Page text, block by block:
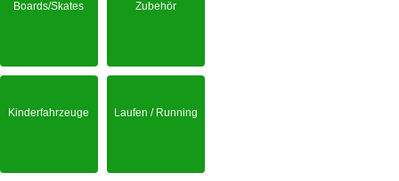
Boards/Skates Zubehör
Kinderfahrzeuge Laufen / Running